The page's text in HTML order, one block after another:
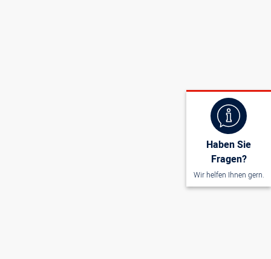
Haben Sie
Fragen?
Wir helfen Ihnen gern.